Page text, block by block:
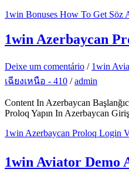
1win Bonuses How To Get Söz
1win Azerbaycan
Deixe um comentário / 1win
เฉียงเหนือ - 410 /admin
Content In Azerbaycan
Proloq Yapın In Azerbaycan
1win Azerbaycan Proloq Login
1win Aviator Demo